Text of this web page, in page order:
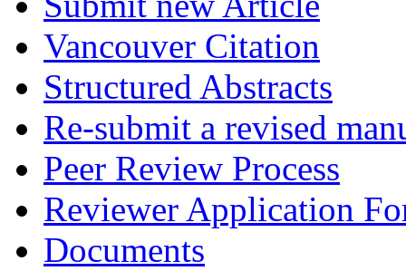
Vancouver Citation
Structured Abstracts
Re-submit a revised
Peer Review Process
Reviewer Application
Documents